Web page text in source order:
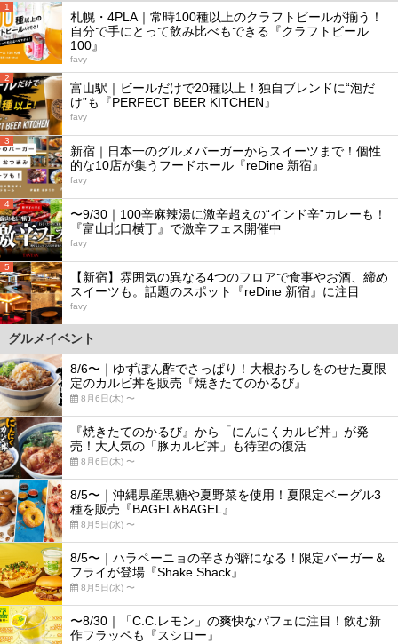
1
札幌・4PLA｜常時100種以上のクラフトビールが揃う！
自分で手にとって飲み比べもできる『クラフトビール
100』
favy
2
富山駅｜ビールだけで20種以上！独自ブレンドに“泡だ
け”も『PERFECT BEER KITCHEN』
favy
3
新宿｜日本一のグルメバーガーからスイーツまで！個性
的な10店が集うフードホール『reDine 新宿』
favy
4
〜9/30｜100辛麻辣湯に激辛超えの“インド辛”カレーも！
『富山北口横丁』で激辛フェス開催中
favy
5
【新宿】雰囲気の異なる4つのフロアで食事やお酒、締め
スイーツも。話題のスポット『reDine 新宿』に注目
favy
グルメイベント
8/6〜｜ゆずぽん酢でさっぱり！大根おろしをのせた夏限
定のカルビ丼を販売『焼きたてのかるび』
8月6日(木) 〜
『焼きたてのかるび』から「にんにくカルビ丼」が発
売！大人気の「豚カルビ丼」も待望の復活
8月6日(木) 〜
8/5〜｜沖縄県産黒糖や夏野菜を使用！夏限定ベーグル3
種を販売『BAGEL&BAGEL』
8月5日(水) 〜
8/5〜｜ハラペーニョの辛さが癖になる！限定バーガー＆
フライが登場『Shake Shack』
8月5日(水) 〜
〜8/30｜「C.C.レモン」の爽快なパフェに注目！飲む新
作フラッペも『スシロー』